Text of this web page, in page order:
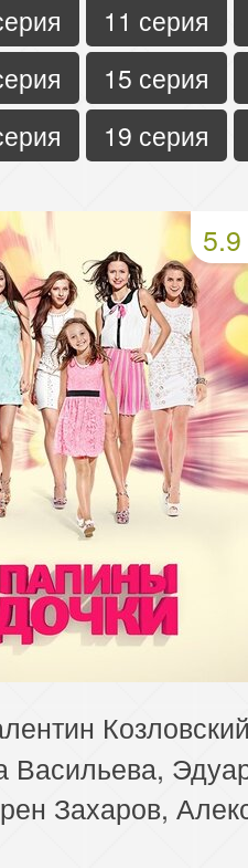
11 серия
15 серия
19 серия
5.9
Васильева,
Захаров,